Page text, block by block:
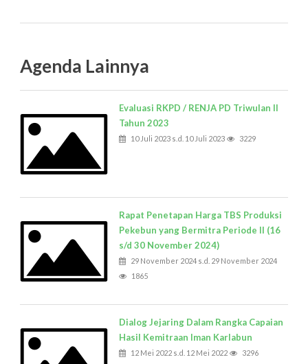
Agenda Lainnya
Evaluasi RKPD / RENJA PD Triwulan II
Tahun 2023
10 Juli 2023 s.d. 10 Juli 2023 3229
Rapat Penetapan Harga TBS Produksi
Pekebun yang Bermitra Periode II (16
s/d 30 November 2024)
29 November 2024 s.d. 29 November 2024
1865
Dialog Jejaring Dalam Rangka Capaian
Hasil Kemitraan Iman Karlabun
12 Mei 2022 s.d. 12 Mei 2022 3296